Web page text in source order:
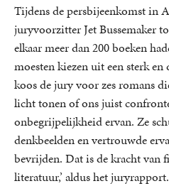
Tijdens de persbijeenkomst in
juryvoorzitter Jet Bussemaker
elkaar meer dan 200 boeken
moesten kiezen uit een sterk
koos de jury voor zes romans
licht tonen of ons juist
onbegrijpelijkheid ervan. Ze
denkbeelden en vertrouwde
bevrijden. Dat is de kracht van
literatuur,’ aldus het juryrapport.